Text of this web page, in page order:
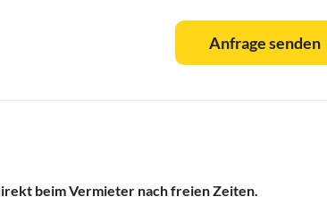
Anfrage senden
beim Vermieter nach freien Zeiten.